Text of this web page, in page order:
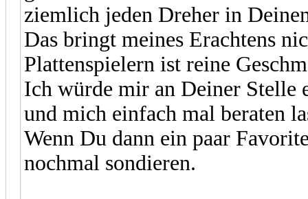
ziemlich jeden Dreher in
Das bringt meines Erachtens
Plattenspielern ist reine
Ich würde mir an Deiner Stelle
und mich einfach mal beraten
Wenn Du dann ein paar
nochmal sondieren.